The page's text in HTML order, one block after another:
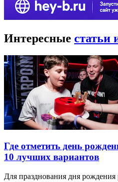
Интересные статьи
Где отметить день
10 лучших вариантов
Для празднования дня